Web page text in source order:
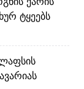
ტყეებს